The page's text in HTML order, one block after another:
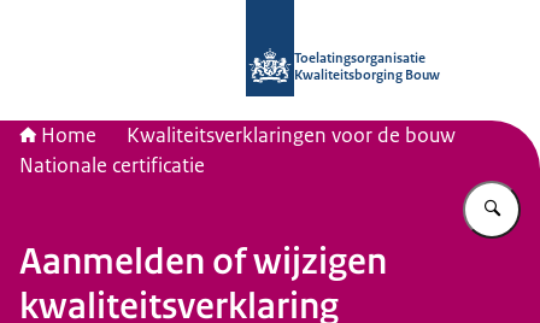
Toelatingsorganisatie
Kwaliteitsborging Bouw
Home
Kwaliteitsverklaringen voor de bouw
Nationale certificatie
Aanmelden of wijzigen
kwaliteitsverklaring